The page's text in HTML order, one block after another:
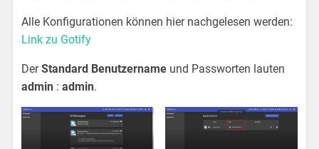
Alle Konfigurationen können hier nachgelesen werden:
Link zu Gotify
DerStandard Benutzername und Passworten lauten
admin :admin.